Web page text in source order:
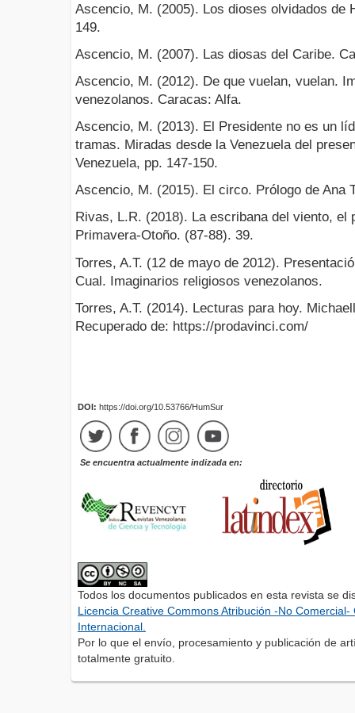
Ascencio, M. (2005). Los dioses olvidados de
149.
Ascencio, M. (2007). Las diosas del Caribe.
Ascencio, M. (2012). De que vuelan, vuelan.
venezolanos. Caracas: Alfa.
Ascencio, M. (2013). El Presidente no es un
tramas. Miradas desde la Venezuela del
Venezuela, pp. 147-150.
Ascencio, M. (2015). El circo. Prólogo de Ana
Rivas, L.R. (2018). La escribana del viento,
Primavera-Otoño. (87-88). 39.
Torres, A.T. (12 de mayo de 2012).
Cual. Imaginarios religiosos venezolanos.
Torres, A.T. (2014). Lecturas para hoy.
Recuperado de: https://prodavinci.com/
DOI: https://doi.org/10.53766/HumSur
Se encuentra actualmente indizada en:
Todos los documentos publicados en esta revista se
Licencia Creative Commons Atribución -No
Internacional.
Por lo que el envío, procesamiento y publicación de
totalmente gratuito.